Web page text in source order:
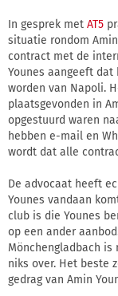
In gesprek met AT5
situatie rondom
contract met de
Younes aangeeft
worden van Napoli.
plaatsgevonden in
opgestuurd waren
hebben e-mail en
wordt dat alle
De advocaat heeft
Younes vandaan
club is die Younes
op een ander
Mönchengladbach is
niks over. Het beste
gedrag van Amin